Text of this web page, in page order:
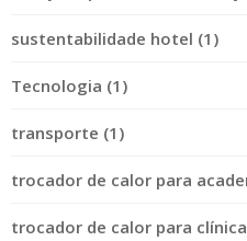
sustentabilidade hotel (1)
Tecnologia (1)
transporte (1)
trocador de calor para
trocador de calor para